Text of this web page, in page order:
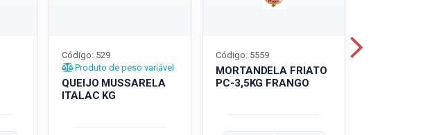
QUEIJO MUSSARELA
ITALAC KG
Código: 529
Produto de peso variável
MORTANDELA FRIATO
PC-3,5KG FRANGO
Código: 5559